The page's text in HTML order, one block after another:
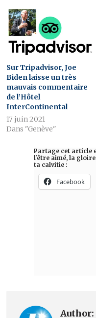
Sur Tripadvisor, Joe
Biden laisse un très
mauvais commentaire
de l’Hôtel
InterContinental
17 juin 2021
Dans "Genève"
Author: